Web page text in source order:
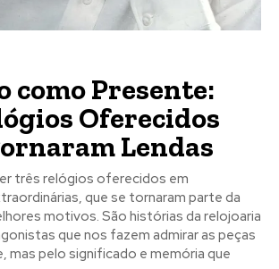
como Presente:
Oferecidos
Lendas
três relógios oferecidos em
que se tornaram parte da
motivos. São histórias da relojoaria
que nos fazem admirar as peças
mas pelo significado e memória que